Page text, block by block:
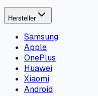
Hersteller
Samsung
Apple
OnePlus
Huawei
Xiaomi
Android